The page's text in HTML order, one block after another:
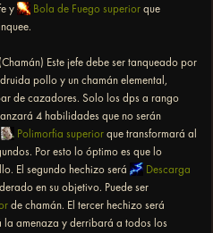
y
Bola de Fuego superior que
Este jefe debe ser tanqueado por
pollo y un chamán elemental,
de cazadores. Solo los dps a rango
4 habilidades que no serán
Polimorfia superior que transformará al
Por esto lo óptimo es que lo
El segundo hechizo será
Descarga
en su objetivo. Puede ser
de chamán. El tercer hechizo será
la amenaza y derribará a todos los